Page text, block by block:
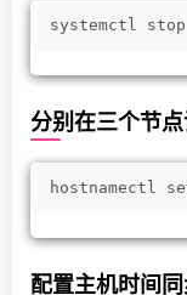
systemctl
分别在三个节
hostnamectl
配置主机时间